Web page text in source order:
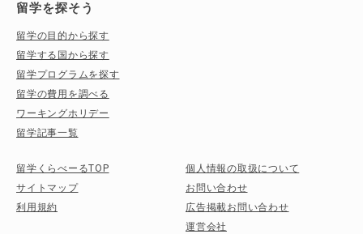
留学を探そう
留学の目的から探す
留学する国から探す
留学プログラムを探す
留学の費用を調べる
ワーキングホリデー
留学記事一覧
留学くらべーるTOP
サイトマップ
利用規約
個人情報の取扱について
お問い合わせ
広告掲載お問い合わせ
運営会社